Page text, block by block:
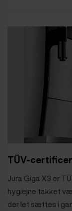
TÜV-
Jura Giga X3 er
hygiejne takket
der let sættes i